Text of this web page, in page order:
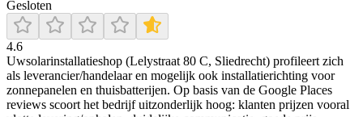
Gesloten
4.6
Uwsolarinstallatieshop (Lelystraat 80 C, Sliedrecht) profileert zich
als leverancier/handelaar en mogelijk ook installatierichting voor
zonnepanelen en thuisbatterijen. Op basis van de Google Places
reviews scoort het bedrijf uitzonderlijk hoog: klanten prijzen vooral